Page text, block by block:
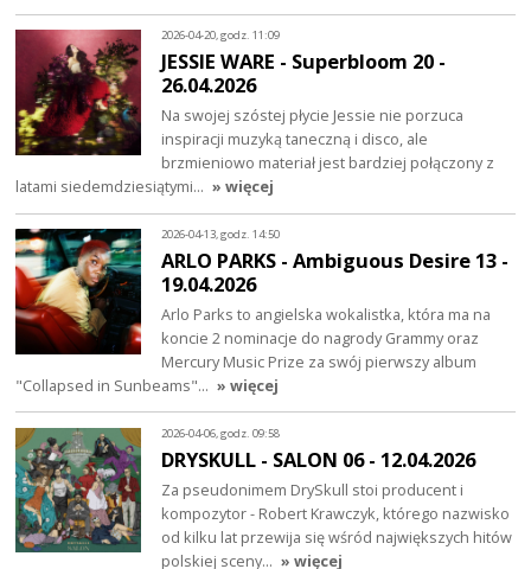
2026-04-20, godz. 11:09
JESSIE WARE - Superbloom 20 -
26.04.2026
Na swojej szóstej płycie Jessie nie porzuca
inspiracji muzyką taneczną i disco, ale
brzmieniowo materiał jest bardziej połączony z
latami siedemdziesiątymi… » więcej
2026-04-13, godz. 14:50
ARLO PARKS - Ambiguous Desire 13 -
19.04.2026
Arlo Parks to angielska wokalistka, która ma na
koncie 2 nominacje do nagrody Grammy oraz
Mercury Music Prize za swój pierwszy album
"Collapsed in Sunbeams"… » więcej
2026-04-06, godz. 09:58
DRYSKULL - SALON 06 - 12.04.2026
Za pseudonimem DrySkull stoi producent i
kompozytor - Robert Krawczyk, którego nazwisko
od kilku lat przewija się wśród największych hitów
polskiej sceny… » więcej